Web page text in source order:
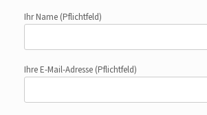
Ihr Name (Pflichtfeld)
Ihre E-Mail-Adresse (Pflichtfeld)